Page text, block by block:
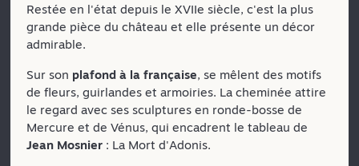
Restée en l'état depuis le XVIIe siècle, c'est la plus
grande pièce du château et elle présente un décor
admirable.
Sur son plafond à la française, se mêlent des motifs
de fleurs, guirlandes et armoiries. La cheminée attire
le regard avec ses sculptures en ronde-bosse de
Mercure et de Vénus, qui encadrent le tableau de
Jean Mosnier: La Mort d'Adonis.